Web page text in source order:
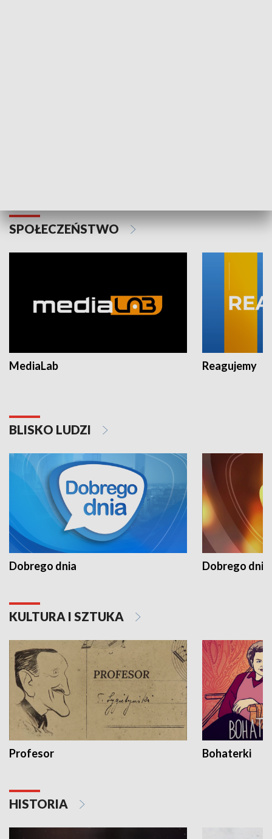
SPOŁECZEŃSTWO
MediaLab Reagujemy
BLISKO LUDZI
Dobrego dnia Dobrego dnia
KULTURA I SZTUKA
Profesor Bohaterki
HISTORIA